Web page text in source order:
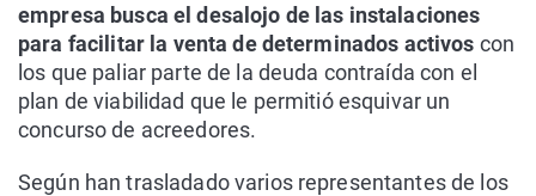
empresa busca el desalojo de las instalaciones
para facilitar la venta de determinados activos con
los que paliar parte de la deuda contraída con el
plan de viabilidad que le permitió esquivar un
concurso de acreedores.
Según han trasladado varios representantes de los